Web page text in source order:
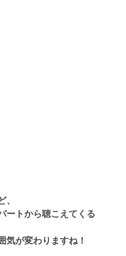
、
ートから聴こえてくる
気が変わりますね！